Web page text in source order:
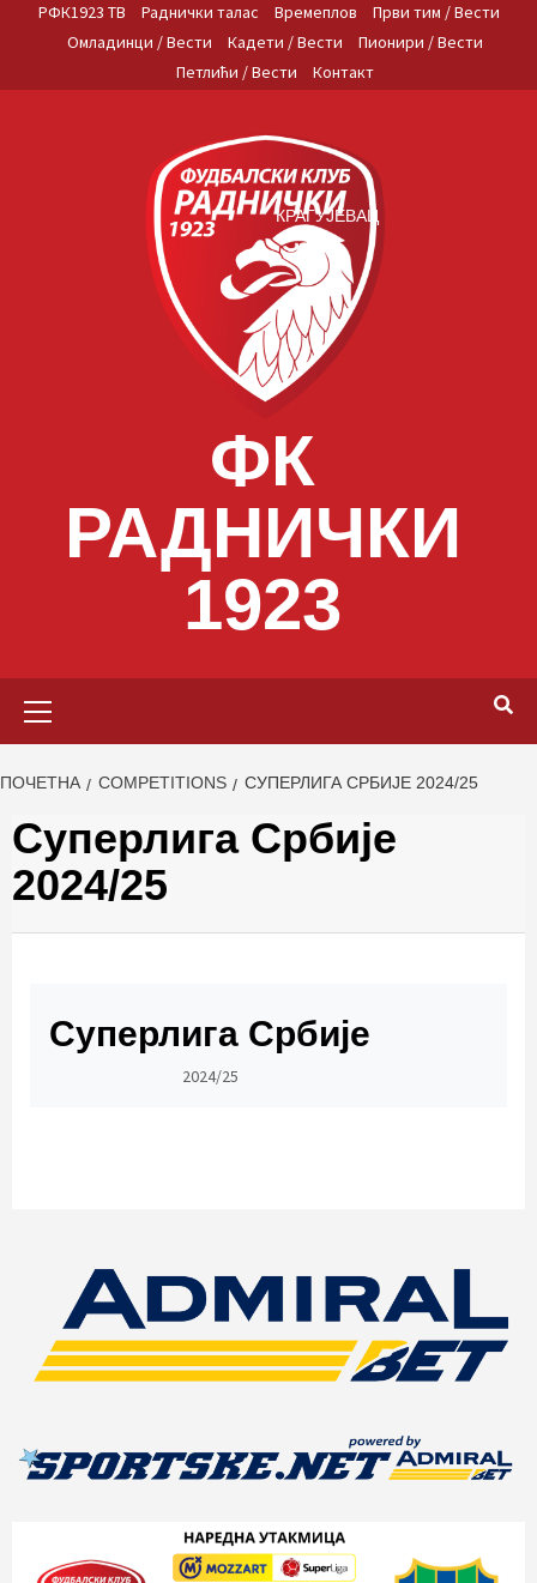
РФК1923 ТВ Раднички талас Времеплов
Први тим / Вести
Омладинци / Вести
Кадети / Вести
Пионири / Вести
Петлићи / Вести
Контакт
ФК
РАДНИЧКИ
1923
КРАГУЈЕВАЦ
ПОЧЕТНА COMPETITIONS СУПЕРЛИГА СРБИЈЕ 2024/25
Суперлига Србије
2024/25
Суперлига Србије
2024/25